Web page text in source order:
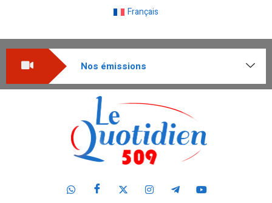
Français
Nos émissions